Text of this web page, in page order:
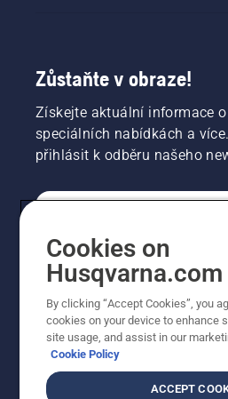
Zůstaňte v obraze!
Získejte aktuální informace
speciálních nabídkách a
přihlásit k odběru našeho
Cookies on
Husqvarna.com
By clicking “Accept Cookies”, you
cookies on your device to enhance
site usage, and assist in our
Cookie Policy
ACCEPT